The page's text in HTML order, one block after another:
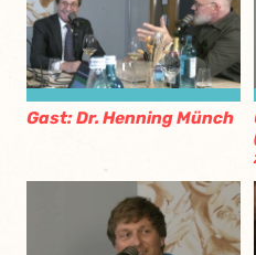
Gast: Dr. Henning Münch